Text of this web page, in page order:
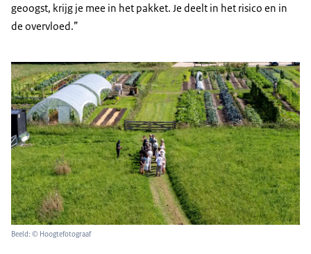
geoogst, krijg je mee in het pakket. Je deelt in het risico en in
de overvloed.”
Beeld: © Hoogtefotograaf